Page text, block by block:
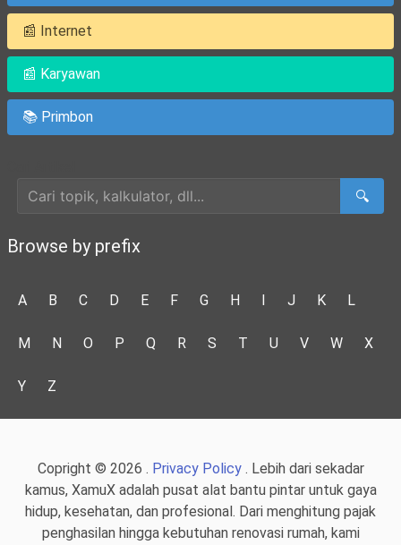
📰 Internet
📰 Karyawan
📚 Primbon
🔍
Browse by prefix
A B C D E F G H I J K L
M N O P Q R S T U V W X
Y Z
Copright © 2026 . Privacy Policy. Lebih dari sekadar
kamus, XamuX adalah pusat alat bantu pintar untuk gaya
hidup, kesehatan, dan profesional. Dari menghitung pajak
penghasilan hingga kebutuhan renovasi rumah, kami